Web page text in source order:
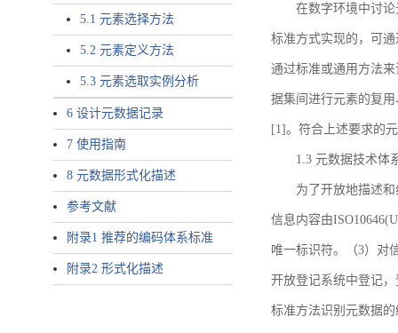
5.1 元素选择方法
5.2 元素定义方法
5.3 元素选取实例分析
6 设计元数据记录
7 使用指南
8 元数据形式化描述
参考文献
附录1 推荐的编码体系标准
附录2 形式化描述
在数字环境中讨
标准方式实现的，可
通过标准或通用方法
据集间进行元素的复
[1]。符合上述要求的
1.3 元数据技术体
为了开放地描述
信息内容由
唯一标识符。（3）对
开放登记系统中登记
标准方法识别元数据